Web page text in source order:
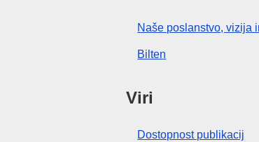
Naše poslanstvo, vizija
Bilten
Viri
Dostopnost publikacij